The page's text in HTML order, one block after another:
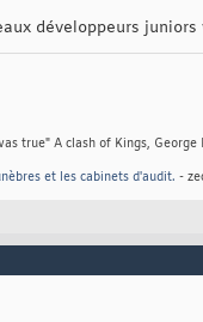
développeurs
true" A clash of Kings, George
et les cabinets d'audit. -